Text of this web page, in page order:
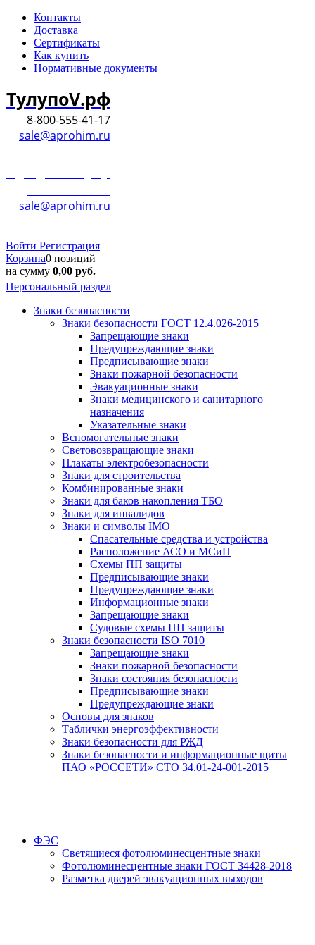
Контакты
Доставка
Сертификаты
Как купить
Нормативные документы
ТулупоV.рф
8-800-555-41-17
sale@aprohim.ru
sale@aprohim.ru
Войти Регистрация
Корзина0 позиций
на сумму 0,00 руб.
Персональный раздел
Знаки безопасности
Знаки безопасности ГОСТ 12.4.026-2015
Запрещающие знаки
Предупреждающие знаки
Предписывающие знаки
Знаки пожарной безопасности
Эвакуационные знаки
Знаки медицинского и санитарного
назначения
Указательные знаки
Вспомогательные знаки
Световозвращающие знаки
Плакаты электробезопасности
Знаки для строительства
Комбинированные знаки
Знаки для баков накопления ТБО
Знаки для инвалидов
Знаки и символы IMO
Спасательные средства и устройства
Расположение АСО и МСиП
Схемы ПП защиты
Предписывающие знаки
Предупреждающие знаки
Информационные знаки
Запрещающие знаки
Судовые схемы ПП защиты
Знаки безопасности ISO 7010
Запрещающие знаки
Знаки пожарной безопасности
Знаки состояния безопасности
Предписывающие знаки
Предупреждающие знаки
Основы для знаков
Таблички энергоэффективности
Знаки безопасности для РЖД
Знаки безопасности и информационные щиты
ПАО «РОССЕТИ» СТО 34.01-24-001-2015
ФЭС
Светящиеся фотолюминесцентные знаки
Фотолюминесцентные знаки ГОСТ 34428-2018
Разметка дверей эвакуационных выходов